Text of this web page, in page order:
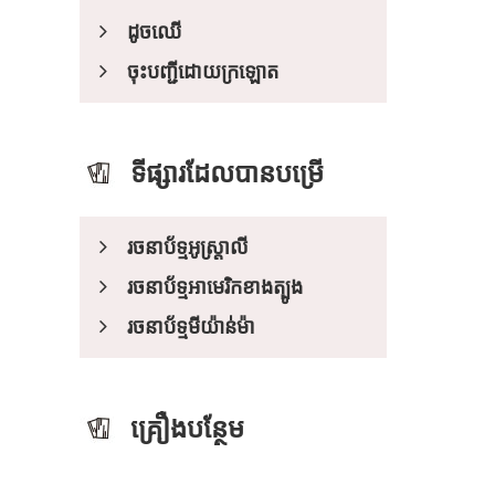
ដូចឈើ
ចុះបញ្ជី​ដោយ​ក្រឡោត
ទីផ្សារដែលបានបម្រើ
រចនាប័ទ្មអូស្ត្រាលី
រចនាប័ទ្មអាមេរិកខាងត្បូង
រចនាប័ទ្មមីយ៉ាន់ម៉ា
គ្រឿងបន្ថែម